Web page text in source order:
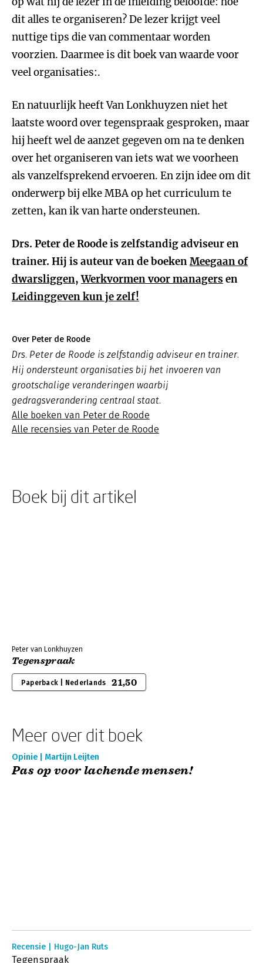
dit alles te organiseren? De lezer krijgt veel
nuttige tips die van commentaar worden
voorzien. Daarmee is dit boek van waarde voor
veel organisaties:.
En natuurlijk heeft Van Lonkhuyzen niet het
laatste woord over tegenspraak gesproken, maar
hij heeft wel de aanzet gegeven om na te denken
over het organiseren van iets wat we voorheen
als vanzelfsprekend ervoeren. En zijn idee om dit
onderwerp bij elke MBA op het curriculum te
zetten, kan ik van harte ondersteunen.
Drs. Peter de Roode is zelfstandig adviseur en
trainer. Hij is auteur van de boekenMeegaan of
dwarsliggen, Werkvormen voor managersen
Leidinggeven kun je zelf!
Over Peter de Roode
Drs. Peter de Roode is zelfstandig adviseur en trainer.
Hij ondersteunt organisaties bij het invoeren van
grootschalige veranderingen waarbij
gedragsverandering centraal staat.
Alle boeken van Peter de Roode
Alle recensies van Peter de Roode
Boek bij dit artikel
Peter van Lonkhuyzen
Tegenspraak
Paperback | Nederlands 21,50
Meer over dit boek
Opinie | Martijn Leijten
Pas op voor lachende mensen!
Recensie | Hugo-Jan Ruts
Tegenspraak